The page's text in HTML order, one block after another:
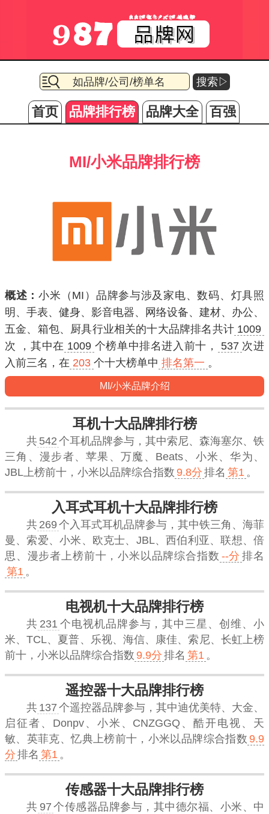
搜索▷
首页 品牌排行榜 品牌大全 百强
MI/小米品牌排行榜
概述：小米（MI）品牌参与涉及家电、数码、灯具照
明、手表、健身、影音电器、网络设备、建材、办公、
五金、箱包、厨具行业相关的十大品牌排名共计 1009
次 ，其中在 1009 个榜单中排名进入 前十 ， 537 次进
入前三名 ，在 203 个十大榜单中 排名第一 。
MI/小米品牌介绍
耳机十大品牌排行榜
共 542 个耳机品牌参与，其中索尼、森海塞尔、铁
三角、漫步者、苹果、万魔、Beats、小米、华为、
JBL上榜前十， 小米 以品牌综合指数 9.8分 排名 第1 。
入耳式耳机十大品牌排行榜
共 269 个入耳式耳机品牌参与，其中铁三角、海菲
曼、索爱、小米、欧克士、JBL、西伯利亚、联想、倍
思、漫步者上榜前十，小米 以品牌综合指数 --分 排名
第1 。
电视机十大品牌排行榜
共 231 个电视机品牌参与，其中三星、创维、小
米、TCL、夏普、乐视、海信、康佳、索尼、长虹上榜
前十， 小米 以品牌综合指数 9.9分 排名 第1 。
遥控器十大品牌排行榜
共 137 个遥控器品牌参与，其中迪优美特、大金、
启征者、Donpv、小米、CNZGGQ、酷开电视、天
敏、英菲克、忆典上榜前十， 小米 以品牌综合指数 9.9
分 排名 第1 。
传感器十大品牌排行榜
共 97 个传感器品牌参与，其中德尔福、小米、中